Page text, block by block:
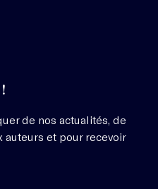
de nos actualités, de
auteurs et pour recevoir